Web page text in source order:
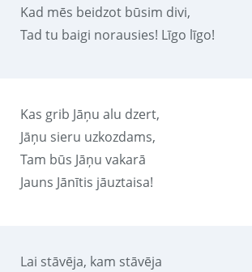
Kad mēs beidzot būsim divi,
Tad tu baigi norausies! Līgo līgo!
Kas grib Jāņu alu dzert,
Jāņu sieru uzkozdams,
Tam būs Jāņu vakarā
Jauns Jānītis jāuztaisa!
Lai stāvēja, kam stāvēja